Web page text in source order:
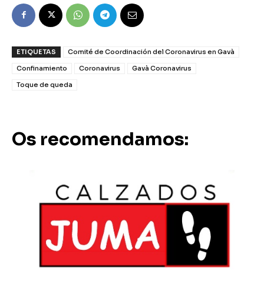
ETIQUETAS
Comité de Coordinación del Coronavirus en Gavà
Confinamiento
Coronavirus
Gavà Coronavirus
Toque de queda
Os recomendamos: